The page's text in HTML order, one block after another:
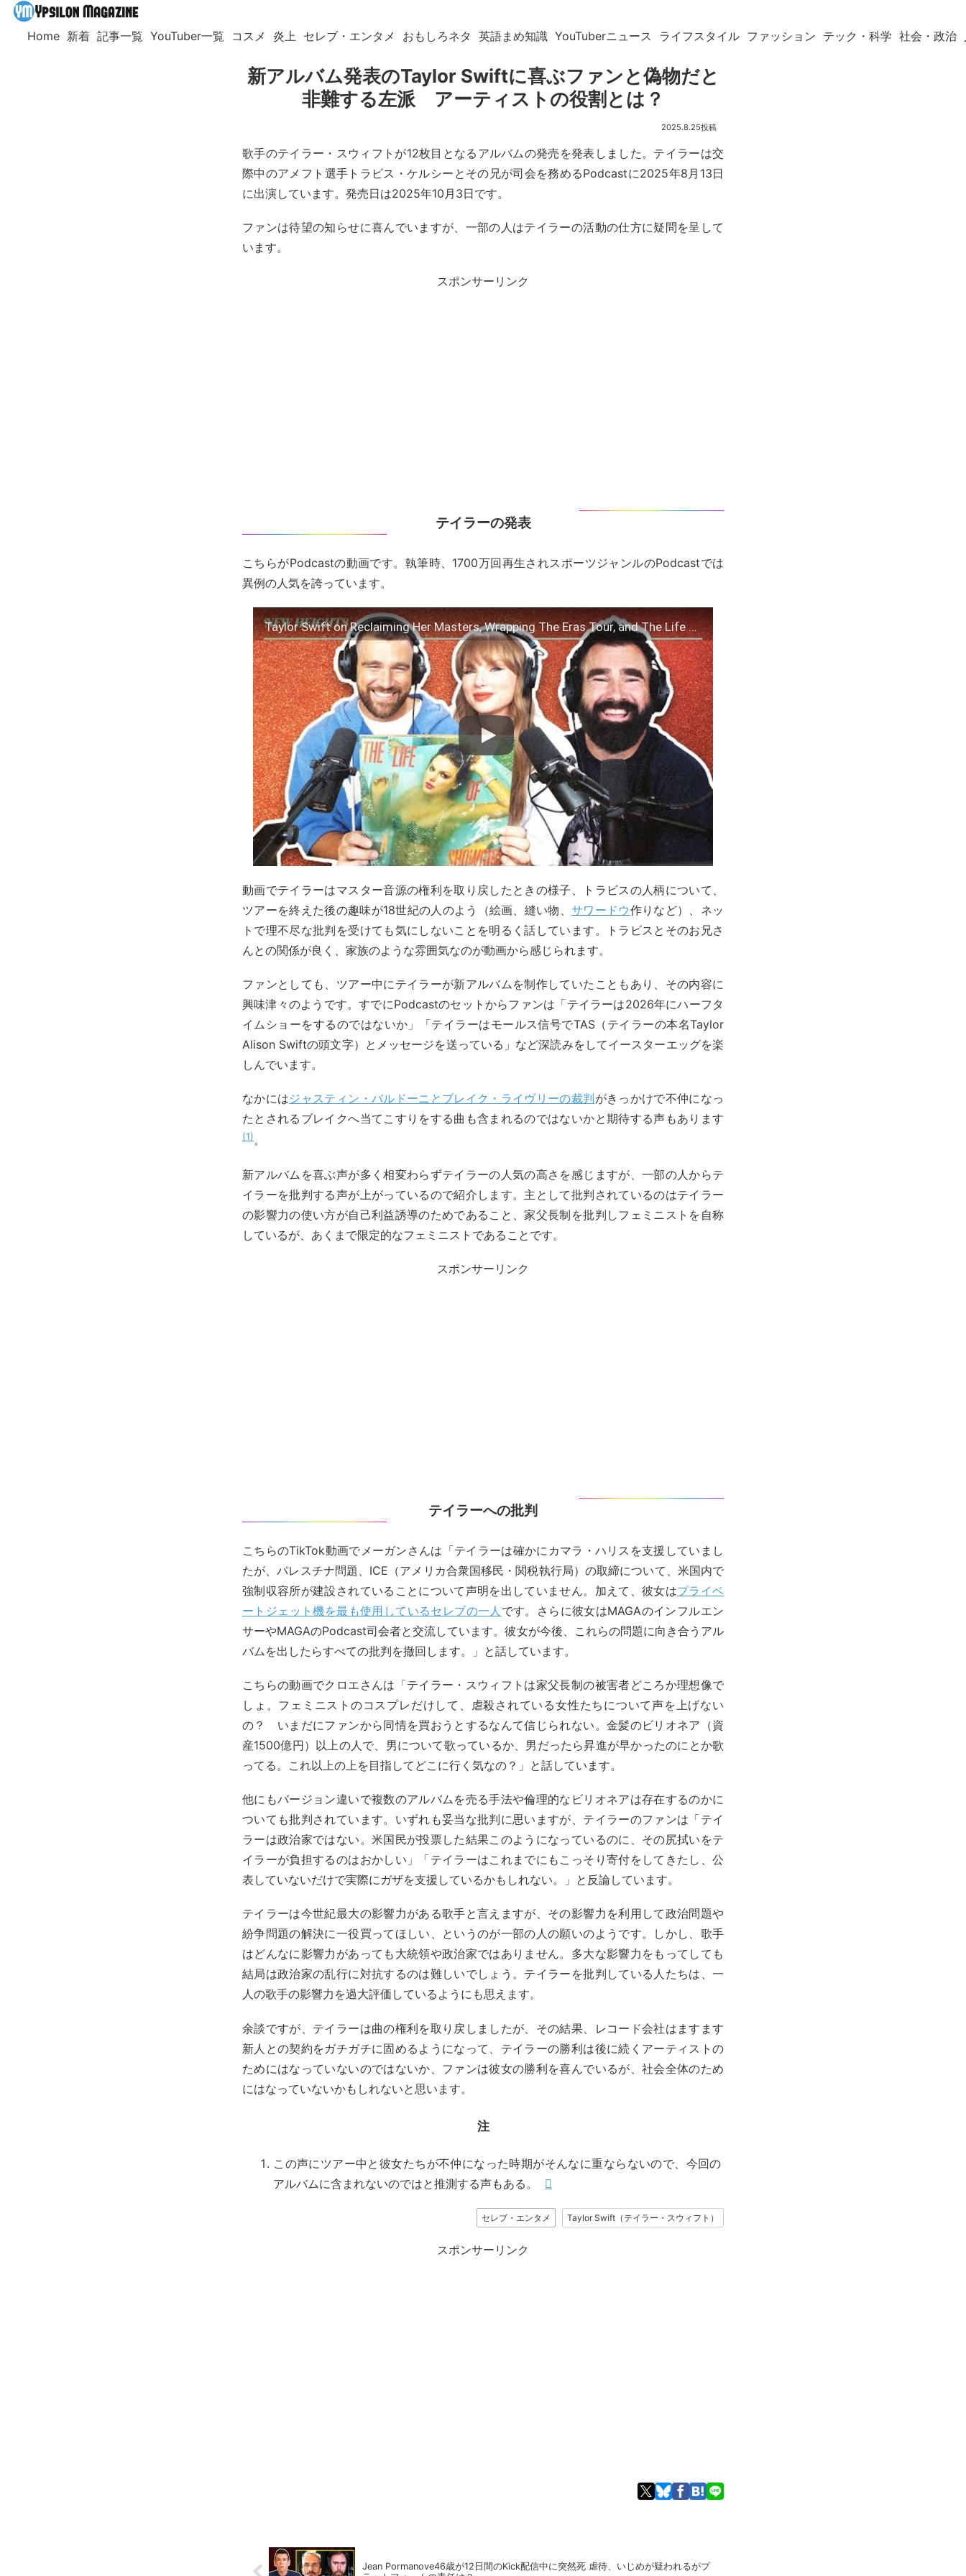
Home 新着 記事一覧 YouTuber一覧 コスメ 炎上 セレブ・エンタメ おもしろネタ 英語まめ知識 YouTuberニュース ライフスタイル ファッション テック・科学 社会・政治
新アルバム発表のTaylor Swiftに喜ぶファンと偽物だと
非難する左派 アーティストの役割とは？
2025.8.25
歌手のテイラー・スウィフトが12枚目となるアルバムの発売を発表しました。テイラーは交
際中のアメフト選手トラビス・ケルシーとその兄が司会を務めるPodcastに2025年8月13日
に出演しています。発売日は2025年10月3日です。
ファンは待望の知らせに喜んでいますが、一部の人はテイラーの活動の仕方に疑問を呈して
います。
スポンサーリンク
テイラーの発表
こちらがPodcastの動画です。執筆時、1700万回再生されスポーツジャンルのPodcastでは
異例の人気を誇っています。
Taylor Swift on Reclaiming Her Masters, Wrapping The Eras Tour, and The Life of a Showgirl | NHTV
動画でテイラーはマスター音源の権利を取り戻したときの様子、トラビスの人柄について、
ツアーを終えた後の趣味が18世紀の人のよう（絵画、縫い物、サワードウ作りなど）、ネッ
トで理不尽な批判を受けても気にしないことを明るく話しています。トラビスとそのお兄さ
んとの関係が良く、家族のような雰囲気なのが動画から感じられます。
ファンとしても、ツアー中にテイラーが新アルバムを制作していたこともあり、その内容に
興味津々のようです。すでにPodcastのセットからファンは「テイラーは2026年にハーフタ
イムショーをするのではないか」「テイラーはモールス信号でTAS（テイラーの本名Taylor
Alison Swiftの頭文字）とメッセージを送っている」など深読みをしてイースターエッグを楽
しんでいます。
なかにはジャスティン・バルドーニとブレイク・ライヴリーの裁判がきっかけで不仲になっ
たとされるブレイクへ当てこすりをする曲も含まれるのではないかと期待する声もあります
1 。
新アルバムを喜ぶ声が多く相変わらずテイラーの人気の高さを感じますが、一部の人からテ
イラーを批判する声が上がっているので紹介します。主として批判されているのはテイラー
の影響力の使い方が自己利益誘導のためであること、家父長制を批判しフェミニストを自称
しているが、あくまで限定的なフェミニストであることです。
スポンサーリンク
テイラーへの批判
こちらのTikTok動画でメーガンさんは「テイラーは確かにカマラ・ハリスを支援していまし
たが、パレスチナ問題、ICE（アメリカ合衆国移民・関税執行局）の取締について、米国内で
強制収容所が建設されていることについて声明を出していません。加えて、彼女はプライベ
ートジェット機を最も使用しているセレブの一人 です。さらに彼女はMAGAのインフルエン
サーやMAGAのPodcast司会者と交流しています。彼女が今後、これらの問題に向き合うアル
バムを出したらすべての批判を撤回します。」と話しています。
こちらの動画でクロエさんは「テイラー・スウィフトは家父長制の被害者どころか理想像で
しょ。フェミニストのコスプレだけして、虐殺されている女性たちについて声を上げない
の？ いまだにファンから同情を買おうとするなんて信じられない。金髪のビリオネア（資
産1500億円）以上の人で、男について歌っているか、男だったら昇進が早かったのにとか歌
ってる。これ以上の上を目指してどこに行く気なの？」と話しています。
他にもバージョン違いで複数のアルバムを売る手法や倫理的なビリオネアは存在するのかに
ついても批判されています。いずれも妥当な批判に思いますが、テイラーのファンは「テイ
ラーは政治家ではない。米国民が投票した結果このようになっているのに、その尻拭いをテ
イラーが負担するのはおかしい」「テイラーはこれまでにもこっそり寄付をしてきたし、公
表していないだけで実際にガザを支援しているかもしれない。」と反論しています。
テイラーは今世紀最大の影響力がある歌手と言えますが、その影響力を利用して政治問題や
紛争問題の解決に一役買ってほしい、というのが一部の人の願いのようです。しかし、歌手
はどんなに影響力があっても大統領や政治家ではありません。多大な影響力をもってしても
結局は政治家の乱行に対抗するのは難しいでしょう。テイラーを批判している人たちは、一
人の歌手の影響力を過大評価しているようにも思えます。
余談ですが、テイラーは曲の権利を取り戻しましたが、その結果、レコード会社はますます
新人との契約をガチガチに固めるようになって、テイラーの勝利は後に続くアーティストの
ためにはなっていないのではないか、ファンは彼女の勝利を喜んでいるが、社会全体のため
にはなっていないかもしれないと思います。
注
この声にツアー中と彼女たちが不仲になった時期がそんなに重ならないので、今回の
アルバムに含まれないのではと推測する声もある。
セレブ・エンタメ Taylor Swift（テイラー・スウィフト）
スポンサーリンク
Jean Pormanove46歳が12日間のKick配信中に突然死 虐待、いじめが疑われるがプ